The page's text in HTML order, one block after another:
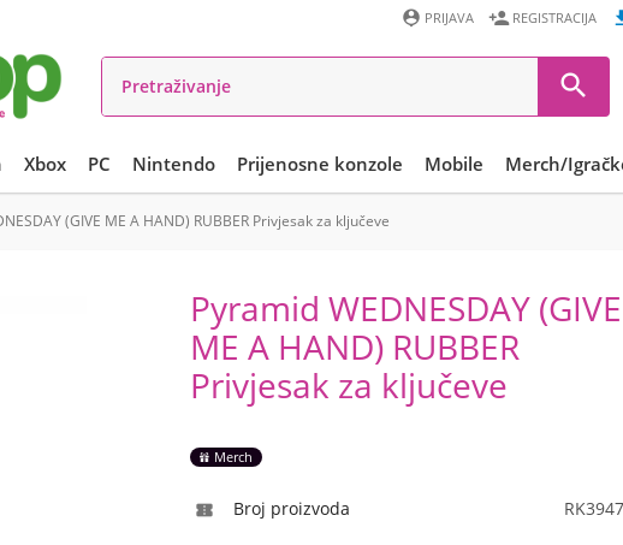
 REGISTRACIJA
 PRIJAVA

Xbox PC Nintendo Prijenosne konzole Mobile Merch/
(GIVE ME A HAND) RUBBER Privjesak za ključeve
Pyramid WEDNESDAY (GIVE
ME A HAND) RUBBER
Privjesak za ključeve
Merch
 Broj proizvoda